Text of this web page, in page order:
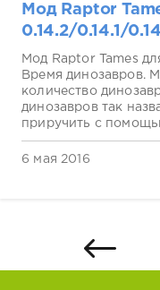
Мод Raptor
0.14.2/0.14.1/
Мод Raptor Tames
Время динозавров.
количество
динозавров так
приручить с
6 мая 2016